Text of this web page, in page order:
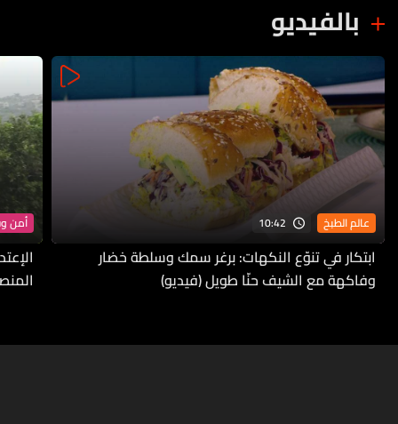
بالفيديو
عالم الطبخ 10:42
ابتكار في تنوّع النكهات: برغر سمك وسلطة خضار
وفاكهة مع الشيف حنّا طويل (فيديو)
أمن